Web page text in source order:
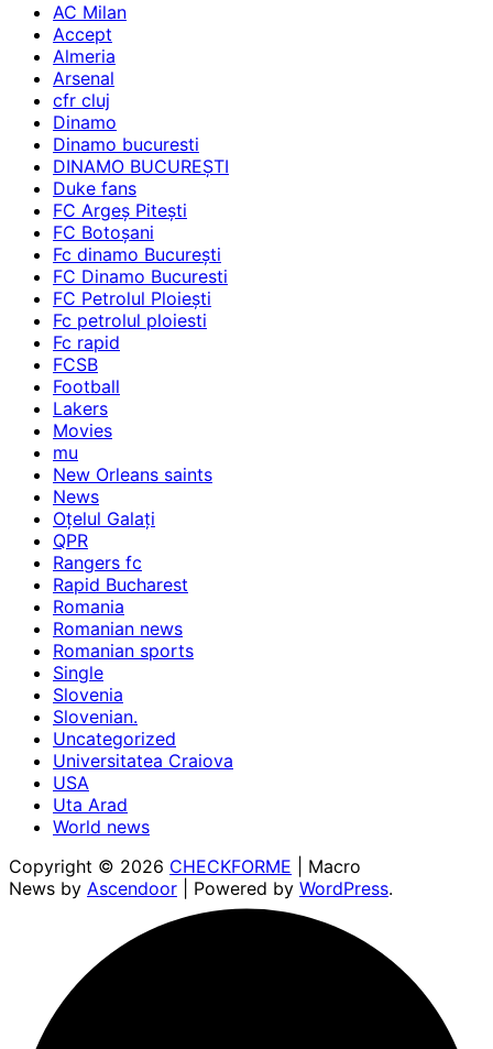
AC Milan
Accept
Almeria
Arsenal
cfr cluj
Dinamo
Dinamo bucuresti
DINAMO BUCUREȘTI
Duke fans
FC Argeș Pitești
FC Botoșani
Fc dinamo București
FC Dinamo Bucuresti
FC Petrolul Ploiești
Fc petrolul ploiesti
Fc rapid
FCSB
Football
Lakers
Movies
mu
New Orleans saints
News
Oțelul Galați
QPR
Rangers fc
Rapid Bucharest
Romania
Romanian news
Romanian sports
Single
Slovenia
Slovenian.
Uncategorized
Universitatea Craiova
USA
Uta Arad
World news
Copyright © 2026 CHECKFORME | Macro
News by Ascendoor | Powered by WordPress.